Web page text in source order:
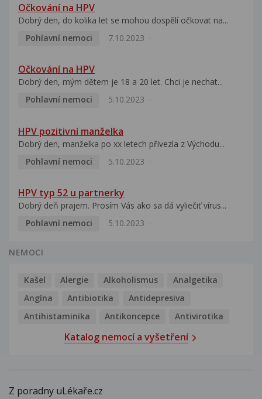
Očkování na HPV
Dobrý den, do kolika let se mohou dospělí očkovat na...
Pohlavní nemoci
7.10.2023
Očkování na HPV
Dobrý den, mým dětem je 18 a 20 let. Chci je nechat...
Pohlavní nemoci
5.10.2023
HPV pozitivní manželka
Dobrý den, manželka po xx letech přivezla z Východu...
Pohlavní nemoci
5.10.2023
HPV typ 52 u partnerky
Dobrý deň prajem. Prosím Vás ako sa dá vyliečiť vírus...
Pohlavní nemoci
5.10.2023
NEMOCI
Kašel Alergie Alkoholismus
Analgetika
Angína
Antibiotika
Antidepresiva
Antihistaminika
Antikoncepce Antivirotika
Katalog nemocí a vyšetření
Z poradny uLékaře.cz